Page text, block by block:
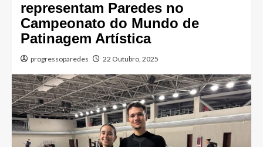
representam Paredes no
Campeonato do Mundo de
Patinagem Artística
progressoparedes 22 Outubro, 2025